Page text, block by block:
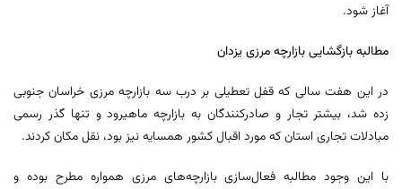
آغاز شود.
مطالبه بازگشایی بازارچه مرزی یزدان
در این هفت سالی که قفل تعطیلی بر درب سه بازارچه‌ مرزی خراسان جنوبی
زده شد، بیشتر تجار و صادرکنندگان به بازارچه ماهیرود و تنها گذر رسمی
مبادلات تجاری استان که مورد اقبال کشور همسایه نیز بود، نقل مکان کردند.
با این وجود مطالبه فعال‌سازی بازارچه‌های مرزی همواره مطرح بوده و